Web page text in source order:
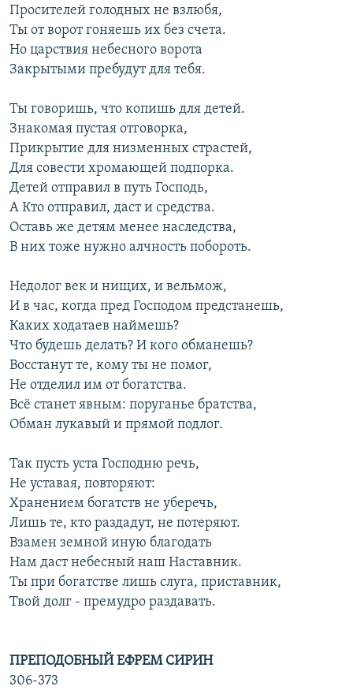
Просителей голодных не взлюбя,
Ты от ворот гоняешь их без счета.
Но царствия небесного ворота
Закрытыми пребудут для тебя.
Ты говоришь, что копишь для детей.
Знакомая пустая отговорка,
Прикрытие для низменных страстей,
Для совести хромающей подпорка.
Детей отправил в путь Господь,
А Кто отправил, даст и средства.
Оставь же детям менее наследства,
В них тоже нужно алчность побороть.
Недолог век и нищих, и вельмож,
И в час, когда пред Господом предстанешь,
Каких ходатаев наймешь?
Что будешь делать? И кого обманешь?
Восстанут те, кому ты не помог,
Не отделил им от богатства.
Всё станет явным: поруганье братства,
Обман лукавый и прямой подлог.
Так пусть уста Господню речь,
Не уставая, повторяют:
Хранением богатств не уберечь,
Лишь те, кто раздадут, не потеряют.
Взамен земной иную благодать
Нам даст небесный наш Наставник.
Ты при богатстве лишь слуга, приставник,
Твой долг - премудро раздавать.
ПРЕПОДОБНЫЙ ЕФРЕМ СИРИН
306-373